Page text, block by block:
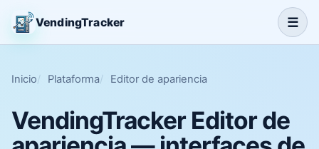
VendingTracker ☰
Inicio Plataforma Editor de apariencia
VendingTracker Editor de